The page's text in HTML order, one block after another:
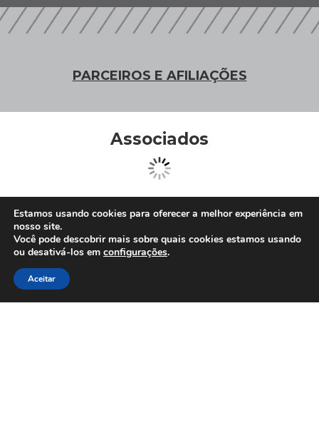
PARCEIROS E AFILIAÇÕES
Associados
Clique Aqui e conheça nossos parceiros
Afiliações
Estamos usando cookies para oferecer a melhor experiência em
nosso site.
Você pode descobrir mais sobre quais cookies estamos usando
ou desativá-los em configurações.
Aceitar